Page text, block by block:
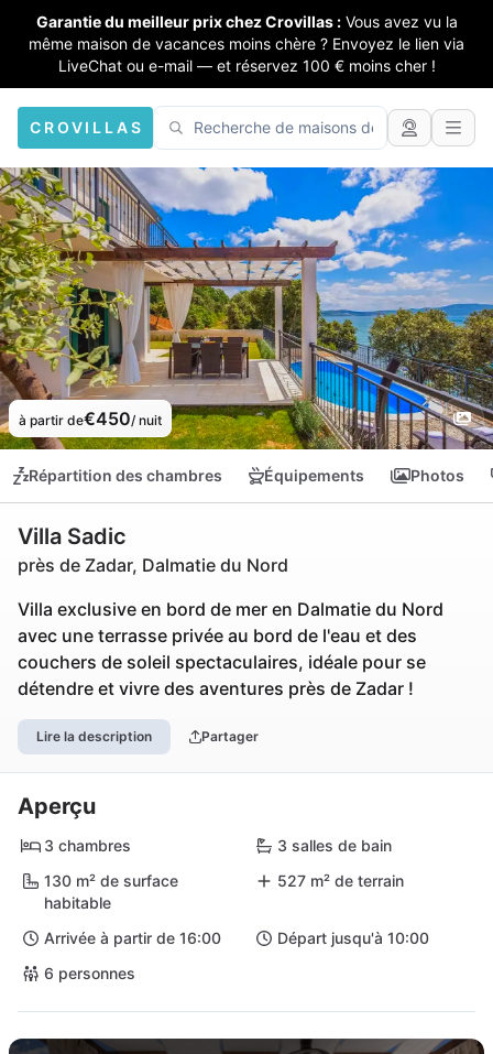
Garantie du meilleur prix chez Crovillas : Vous avez vu la
même maison de vacances moins chère ? Envoyez le lien via
LiveChat ou e-mail — et réservez 100 € moins cher !
CROVILLAS
à partir de€450/ nuit
Répartition des chambres Équipements Photos
Villa Sadic
près de Zadar, Dalmatie du Nord
Villa exclusive en bord de mer en Dalmatie du Nord
avec une terrasse privée au bord de l'eau et des
couchers de soleil spectaculaires, idéale pour se
détendre et vivre des aventures près de Zadar !
Lire la description Partager
Aperçu
3 chambres
3 salles de bain
130 m² de surface
habitable
527 m² de terrain
Arrivée à partir de 16:00
Départ jusqu'à 10:00
6 personnes